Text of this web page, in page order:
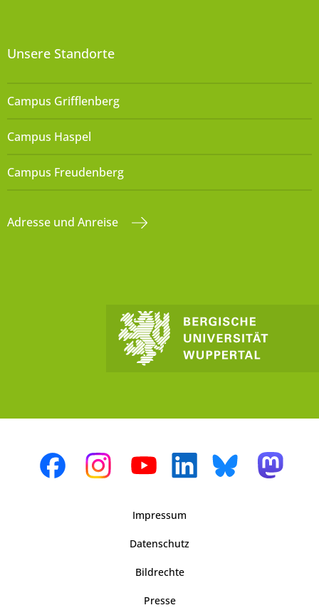
Unsere Standorte
Campus Grifflenberg
Campus Haspel
Campus Freudenberg
Adresse und Anreise
Impressum
Datenschutz
Bildrechte
Presse